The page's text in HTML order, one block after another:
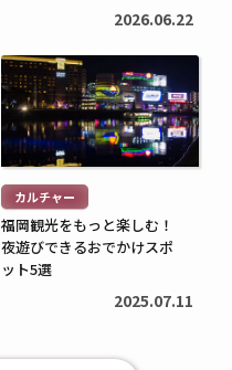
2026.06.22
続
き
を
読
む
> カルチャー
福岡観光をもっと楽しむ！
夜遊びできるおでかけスポ
ット5選
2025.07.11